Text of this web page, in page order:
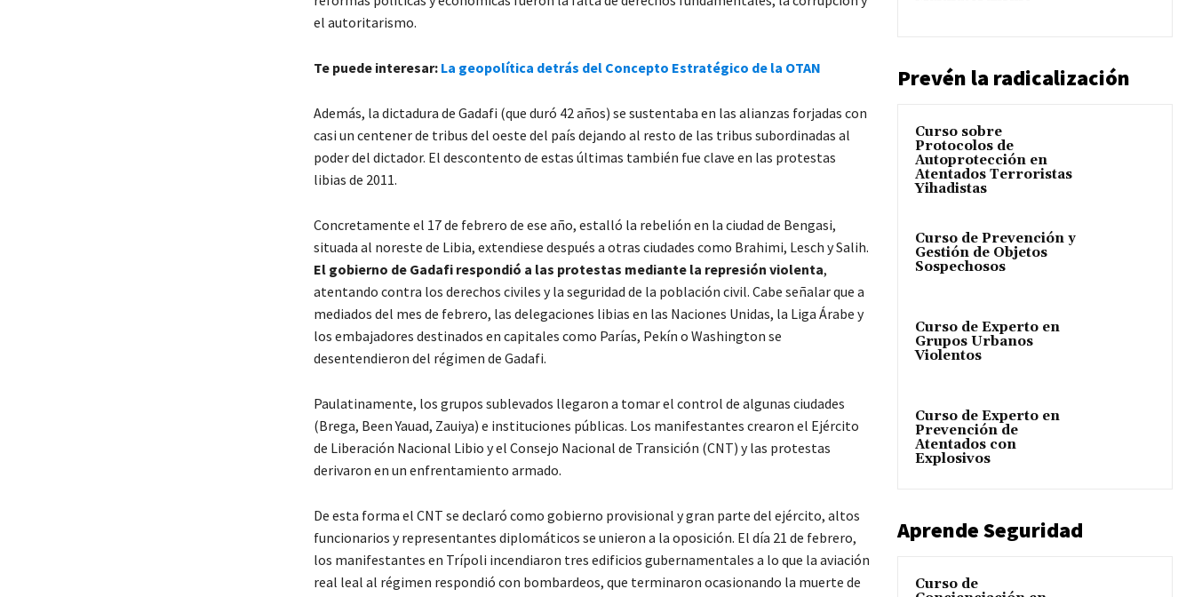
el autoritarismo.
Te puede interesar: La geopolítica detrás del Concepto Estratégico de la OTAN
Además, la dictadura de Gadafi (que duró 42 años) se sustentaba en las alianzas forjadas con
casi un centener de tribus del oeste del país dejando al resto de las tribus subordinadas al
poder del dictador. El descontento de estas últimas también fue clave en las protestas
libias de 2011.
Concretamente el 17 de febrero de ese año, estalló la rebelión en la ciudad de Bengasi,
situada al noreste de Libia, extendiese después a otras ciudades como Brahimi, Lesch y Salih.
El gobierno de Gadafi respondió a las protestas mediante la represión violenta,
atentando contra los derechos civiles y la seguridad de la población civil. Cabe señalar que a
mediados del mes de febrero, las delegaciones libias en las Naciones Unidas, la Liga Árabe y
los embajadores destinados en capitales como Parías, Pekín o Washington se
desentendieron del régimen de Gadafi.
Paulatinamente, los grupos sublevados llegaron a tomar el control de algunas ciudades
(Brega, Been Yauad, Zauiya) e instituciones públicas. Los manifestantes crearon el Ejército
de Liberación Nacional Libio y el Consejo Nacional de Transición (CNT) y las protestas
derivaron en un enfrentamiento armado.
De esta forma el CNT se declaró como gobierno provisional y gran parte del ejército, altos
funcionarios y representantes diplomáticos se unieron a la oposición. El día 21 de febrero,
los manifestantes en Trípoli incendiaron tres edificios gubernamentales a lo que la aviación
real leal al régimen respondió con bombardeos, que terminaron ocasionando la muerte de
Prevén la radicalización
Curso sobre
Protocolos de
Autoprotección en
Atentados Terroristas
Yihadistas
Curso de Prevención y
Gestión de Objetos
Sospechosos
Curso de Experto en
Grupos Urbanos
Violentos
Curso de Experto en
Prevención de
Atentados con
Explosivos
Aprende Seguridad
Curso de